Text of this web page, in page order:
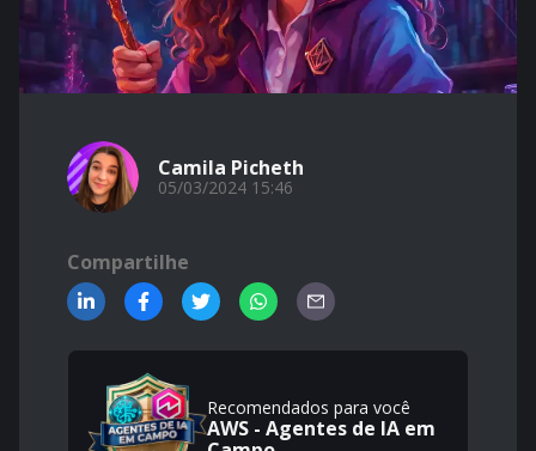
Camila Picheth
05/03/2024 15:46
Compartilhe
Recomendados para você
AWS - Agentes de IA em